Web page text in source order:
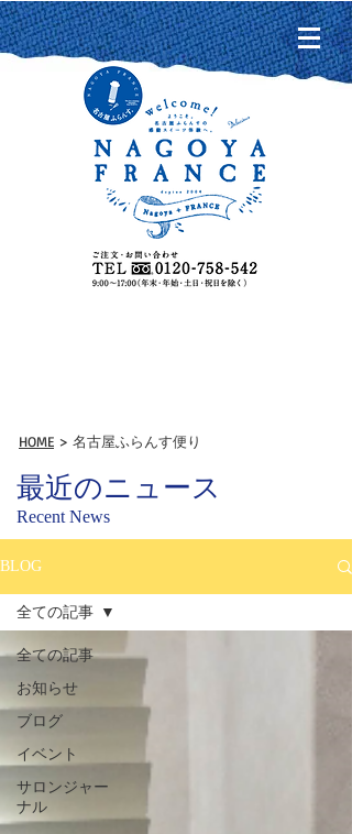
HOME > 名古屋ふらんす便り
最近のニュース
Recent News
BLOG
全ての記事
お知らせ
ブログ
イベント
サロンジャー
ナル
全ての記事